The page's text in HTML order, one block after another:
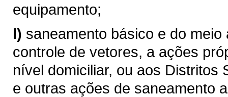
equipamento;
l) saneamento básico e do
controle de vetores, a ações
nível domiciliar, ou aos Distritos
e outras ações de saneamento